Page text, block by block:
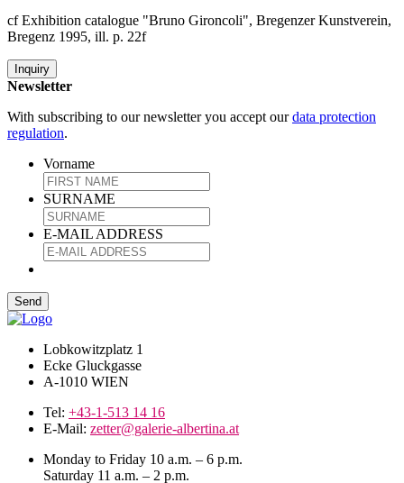
cf Exhibition catalogue "Bruno Gironcoli", Bregenzer Kunstverein,
Bregenz 1995, ill. p. 22f
Inquiry
Newsletter
With subscribing to our newsletter you accept ourdata protection
regulation.
Vorname
SURNAME
E-MAIL ADDRESS
Lobkowitzplatz 1
Ecke Gluckgasse
A-1010 WIEN
Tel: +43-1-513 14 16
E-Mail: zetter@galerie-albertina.at
Monday to Friday 10 a.m. – 6 p.m.
Saturday 11 a.m. – 2 p.m.